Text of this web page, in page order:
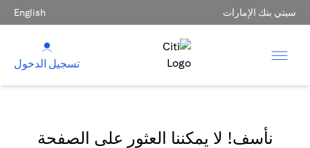
سيتي بنك الإمارات English
تسجيل الدخول
نأسف! لا يمكننا العثور على الصفحة